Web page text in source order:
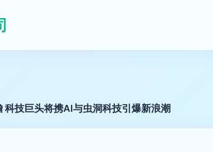
科技巨头将携AI与虫洞科技引爆新浪潮